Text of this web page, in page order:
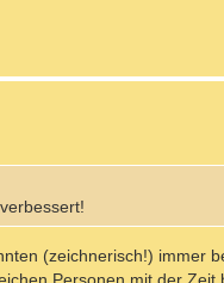
(zeichnerisch!) immer
Personen mit der